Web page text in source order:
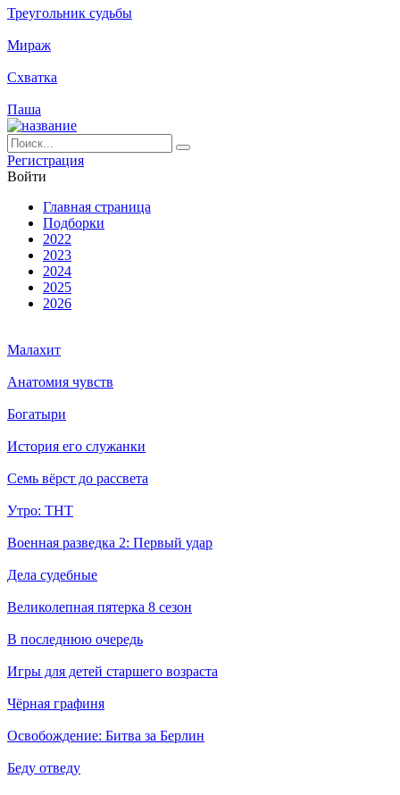
Треугольник судьбы
Мираж
Схватка
Паша
Ре­ги­ст­ра­ция
Вой­ти
Глав­ная стра­ни­ца
Подборки
2022
2023
2024
2025
2026
Малахит
Анатомия чувств
Богатыри
История его служанки
Семь вёрст до рассвета
Утро: ТНТ
Военная разведка 2: Первый удар
Дела судебные
Великолепная пятерка 8 сезон
В последнюю очередь
Игры для детей старшего возраста
Чёрная графиня
Освобождение: Битва за Берлин
Беду отведу